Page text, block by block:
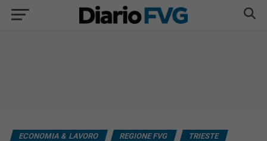
ECONOMIA & LAVORO REGIONE FVG TRIESTE